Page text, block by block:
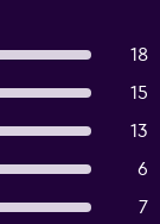
18
15
13
6
7